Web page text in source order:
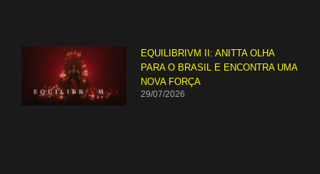
EQUILIBRIVM II: ANITTA OLHA
PARA O BRASIL E ENCONTRA UMA
NOVA FORÇA
29/07/2026